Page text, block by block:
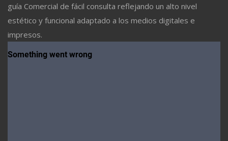
guía Comercial de fácil consulta reflejando un alto nivel
estético y funcional adaptado a los medios digitales e
impresos.